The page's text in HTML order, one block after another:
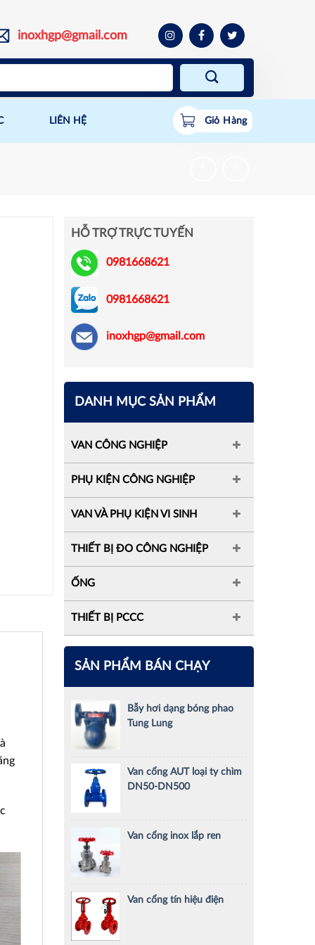
inoxhgp@gmail.com
LIÊN HỆ Giỏ Hàng
HỖ TRỢ TRỰC TUYẾN
0981668621
0981668621
inoxhgp@gmail.com
DANH MỤC SẢN PHẨM
VAN CÔNG NGHIỆP
PHỤ KIỆN CÔNG NGHIỆP
VAN VÀ PHỤ KIỆN VI SINH
THIẾT BỊ ĐO CÔNG NGHIỆP
ỐNG
THIẾT BỊ PCCC
SẢN PHẨM BÁN CHẠY
Bẫy hơi dạng bóng phao
Tung Lung
Van cổng AUT loại ty chìm
DN50-DN500
Van cổng inox lắp ren
Van cổng tín hiệu điện